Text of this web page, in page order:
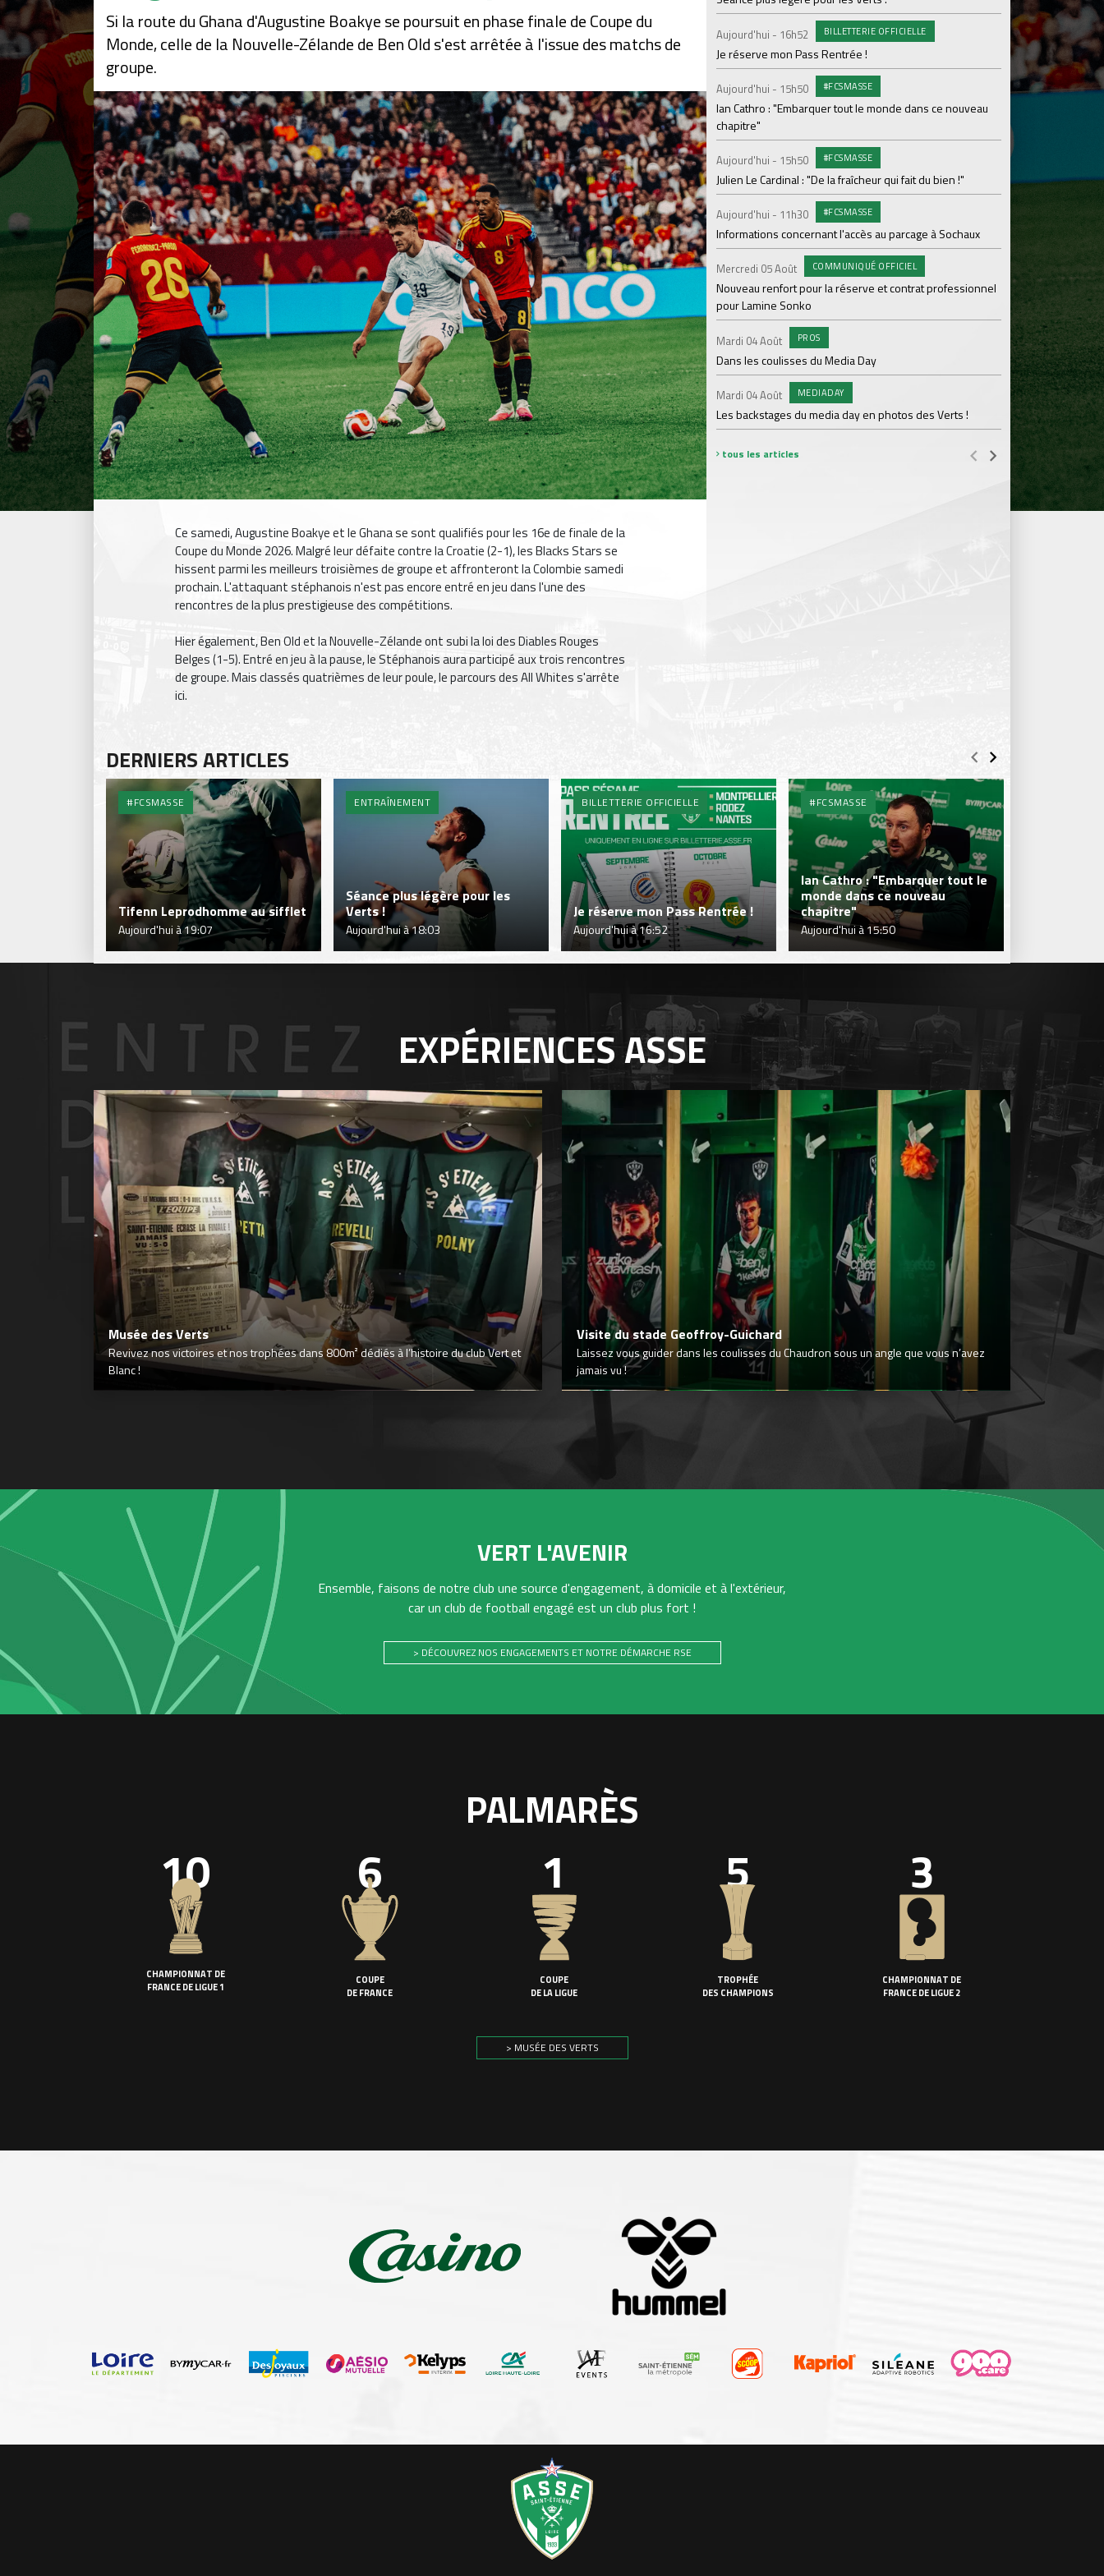
Si la route du Ghana d'Augustine Boakye se poursuit en phase finale de Coupe du
Monde, celle de la Nouvelle-Zélande de Ben Old s'est arrêtée à l'issue des matchs de
groupe.
Ce samedi, Augustine Boakye et le Ghana se sont qualifiés pour les 16e de finale de la
Coupe du Monde 2026. Malgré leur défaite contre la Croatie (2-1), les Blacks Stars se
hissent parmi les meilleurs troisièmes de groupe et affronteront la Colombie samedi
prochain. L'attaquant stéphanois n'est pas encore entré en jeu dans l'une des
rencontres de la plus prestigieuse des compétitions.
Hier également, Ben Old et la Nouvelle-Zélande ont subi la loi des Diables Rouges
Belges (1-5). Entré en jeu à la pause, le Stéphanois aura participé aux trois rencontres
de groupe. Mais classés quatrièmes de leur poule, le parcours des All Whites s'arrête
ici.
Aujourd'hui - 16h52 BILLETTERIE OFFICIELLE
Je réserve mon Pass Rentrée !
Aujourd'hui - 15h50 #FCSMASSE
Ian Cathro : "Embarquer tout le monde dans ce nouveau
chapitre"
Aujourd'hui - 15h50 #FCSMASSE
Julien Le Cardinal : "De la fraîcheur qui fait du bien !"
Aujourd'hui - 11h30 #FCSMASSE
Informations concernant l'accès au parcage à Sochaux
Mercredi 05 Août COMMUNIQUÉ OFFICIEL
Nouveau renfort pour la réserve et contrat professionnel
pour Lamine Sonko
Mardi 04 Août PROS
Dans les coulisses du Media Day
Mardi 04 Août MEDIADAY
Les backstages du media day en photos des Verts !
Le programme de
Lundi 03 Août
Parcage complet
Le dernier match
Dimanche 02 Août
Le point sur
Ian Cathro : "La
vont commencer"
Samedi 01 Août
Une victoire
Samedi 01 Août
ASSE - Venise en
Samedi 01 Août
20 600 abonnés :
tous les articles
DERNIERS ARTICLES
#FCSMASSE
Tifenn Leprodhomme au sifflet
Aujourd'hui à 19:07
ENTRAÎNEMENT
Séance plus légère pour les
Verts !
Aujourd'hui à 18:03
BILLETTERIE OFFICIELLE
Je réserve mon Pass Rentrée !
Aujourd'hui à 16:52
#FCSMASSE
Ian Cathro : "Embarquer tout le
monde dans ce nouveau
chapitre"
Aujourd'hui à 15:50
EXPÉRIENCESASSE
Musée des Verts
Revivez nos victoires et nos trophées dans 800m² dédiés à l’histoire du club Vert et
Blanc !
Visite du stade Geoffroy-Guichard
Laissez vous guider dans les coulisses du Chaudron sous un angle que vous n’avez
jamais vu !
VERT L'AVENIR
Ensemble, faisons de notre club une source d'engagement, à domicile et à l'extérieur,
car un club de football engagé est un club plus fort !
> DÉCOUVREZ NOS ENGAGEMENTS ET NOTRE DÉMARCHE RSE
PALMARÈS
10
CHAMPIONNAT DE
FRANCE DE LIGUE 1
6
COUPE
DE FRANCE
1
COUPE
DE LA LIGUE
5
TROPHÉE
DES CHAMPIONS
3
CHAMPIONNAT DE
FRANCE DE LIGUE 2
> MUSÉE DES VERTS